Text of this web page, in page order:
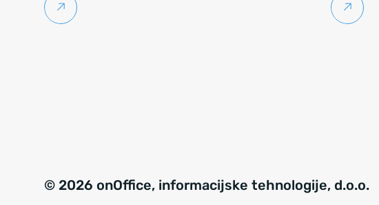
Pročitaj više
© 2026 onOffice, informacijske tehnologije, d.o.o.